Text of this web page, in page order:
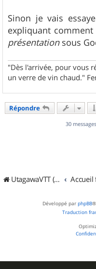
Sinon je vais
expliquant
présentationsous
"Dès l'arrivée, pour vous
un verre de vin chaud."
Répondre
30 messages
UtagawaVTT (Randos VTT et VTTAE avec traces GPS)
Développé par phpBB®
Traduction